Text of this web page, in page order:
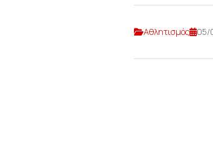
Αθλητισμός 05/